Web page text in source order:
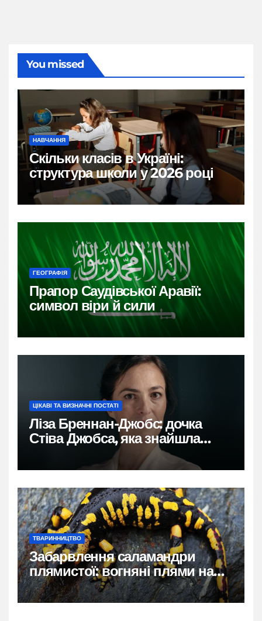
You missed
НАВЧАННЯ
Скільки класів в Україні:
структура школи у 2026 році
ГЕОГРАФІЯ
Прапор Саудівської Аравії:
символ віри й сили
ЦІКАВІ ТА ВИЗНАЧНІ ПОСТАТІ
Ліза Бреннан-Джобс: дочка
Стіва Джобса, яка знайшла
власний голос
ТВАРИННИЦТВО
Забарвлення саламандри
плямистої: вогняні плями на
чорному тлі